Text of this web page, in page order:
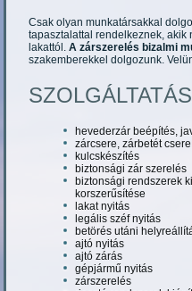
Csak olyan munkatársakkal
tapasztalattal rendelkeznek,
lakattól.A zárszerelés bizalmi
szakemberekkel dolgozunk.
hevederzár beépítés,
zárcsere, zárbetét csere
kulcskészítés
biztonsági zár szerelés
biztonsági rendszerek
korszerűsítése
lakat nyitás
legális széf nyitás
betörés utáni
ajtó nyitás
ajtó zárás
gépjármű nyitás
zárszerelés